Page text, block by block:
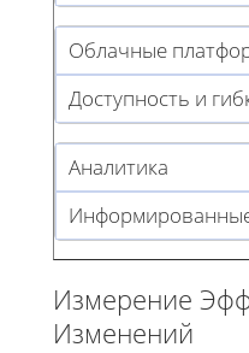
Облачные
Доступность и
Аналитика
Измерение
Изменений